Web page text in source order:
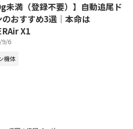
未満（登録不要）】自動追尾ド
のおすすめ3選｜本命は
X1
9/6
機体